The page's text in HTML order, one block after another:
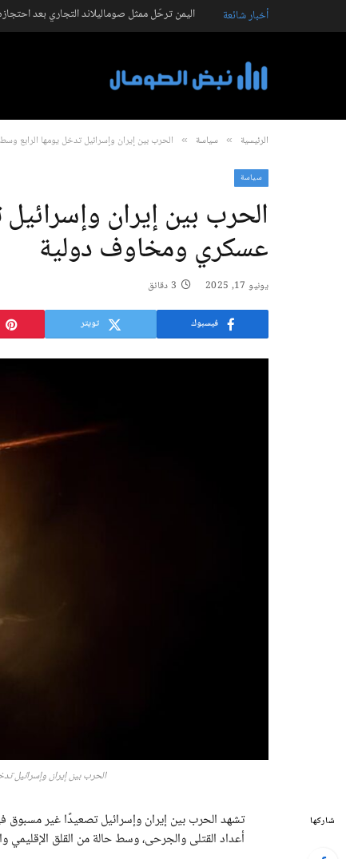
أخبار شائعة اليمن ترحّل ممثل صوماليلاند التجاري بعد
الرئيسية » سياسة » الحرب بين إيران وإسرائيل تدخل يومها الرابع
سياسة
الحرب بين إيران
عسكري ومخاوف دولية
يونيو 17, 2025 3 دقائق
فيسبوك تويتر
الحرب بين إيران وإسرائيل
شاركها
تشهد الحرب بين إيران وإسرائيل تصعيدًا غير مسبوق
أعداد القتلى والجرحى، وسط حالة من القلق الإقليمي